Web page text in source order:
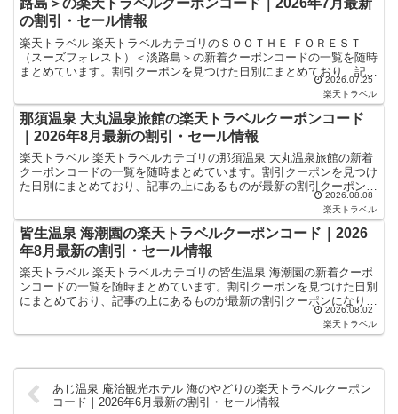
路島＞の楽天トラベルクーポンコード｜2026年7月最新
の割引・セール情報
楽天トラベル 楽天トラベルカテゴリのＳＯＯＴＨＥ ＦＯＲＥＳＴ
（スーズフォレスト）＜淡路島＞の新着クーポンコードの一覧を随時
まとめています。割引クーポンを見つけた日別にまとめており、記事
の上にあるものが最新の割引クーポンになります。ホテル...2026.07.25
楽天トラベル
那須温泉 大丸温泉旅館の楽天トラベルクーポンコード
｜2026年8月最新の割引・セール情報
楽天トラベル 楽天トラベルカテゴリの那須温泉 大丸温泉旅館の新着
クーポンコードの一覧を随時まとめています。割引クーポンを見つけ
た日別にまとめており、記事の上にあるものが最新の割引クーポンに
なります。ホテル・旅館宿泊の予約などで使えるクーポン...2026.08.08
楽天トラベル
皆生温泉 海潮園の楽天トラベルクーポンコード｜2026
年8月最新の割引・セール情報
楽天トラベル 楽天トラベルカテゴリの皆生温泉 海潮園の新着クーポ
ンコードの一覧を随時まとめています。割引クーポンを見つけた日別
にまとめており、記事の上にあるものが最新の割引クーポンになりま
す。ホテル・旅館宿泊の予約などで使えるクーポンやセー...2026.08.02
楽天トラベル
あじ温泉 庵治観光ホテル 海のやどりの楽天トラベルクーポン
コード｜2026年6月最新の割引・セール情報